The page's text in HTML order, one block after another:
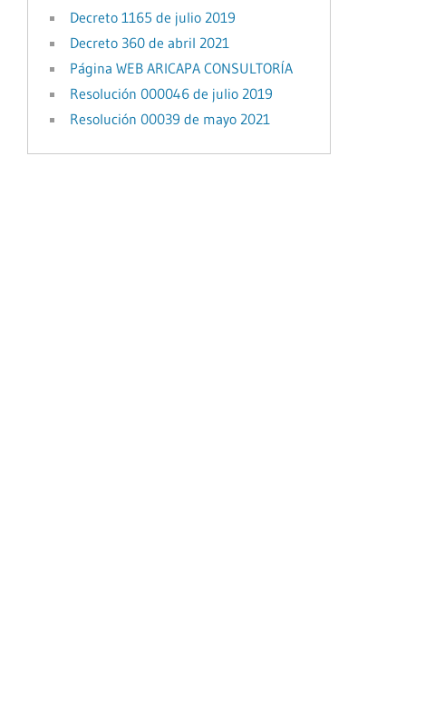
Decreto 1165 de julio 2019
Decreto 360 de abril 2021
Página WEB ARICAPA CONSULTORÍA
Resolución 000046 de julio 2019
Resolución 00039 de mayo 2021